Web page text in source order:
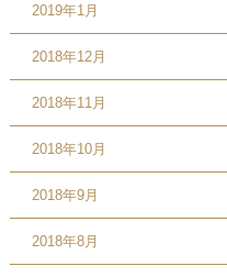
2019年1月
2018年12月
2018年11月
2018年10月
2018年9月
2018年8月